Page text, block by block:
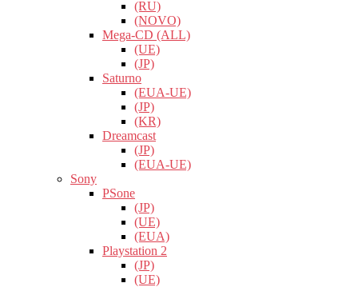
(RU)
(NOVO)
Mega-CD (ALL)
(UE)
(JP)
Saturno
(EUA-UE)
(JP)
(KR)
Dreamcast
(JP)
(EUA-UE)
Sony
PSone
(JP)
(UE)
(EUA)
Playstation 2
(JP)
(UE)